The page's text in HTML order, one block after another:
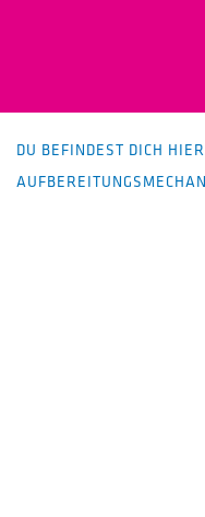
DU BEFINDEST DICH